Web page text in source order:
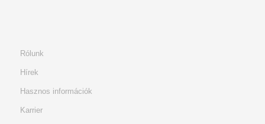
Rólunk
Hírek
Hasznos információk
Karrier